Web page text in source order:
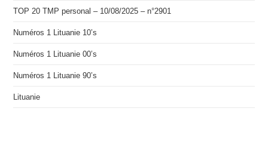
TOP 20 TMP personal – 10/08/2025 – n°2901
Numéros 1 Lituanie 10’s
Numéros 1 Lituanie 00’s
Numéros 1 Lituanie 90’s
Lituanie